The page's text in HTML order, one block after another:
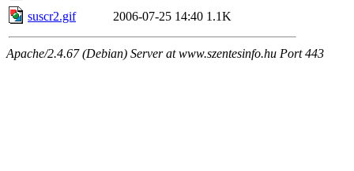
suscr2.gif
2006-07-25 14:40 1.1K
Apache/2.4.67 (Debian) Server at www.szentesinfo.hu Port 443